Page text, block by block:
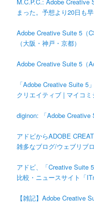
M.C.P.C.: Adobe Creative
まった。予想より20日も早
Adobe Creative Suite 5（
（大阪・神戸・京都）
Adobe Creative Suite 5（
「Adobe Creative Suite 5
クリエイティブ | マイコ
diginon: 「Adobe Creative
アドビからADOBE
雑多なブログ/ウェブリブ
アドビ、「Creative Suite
比較・ニュースサイト「
【雑記】Adobe Creative